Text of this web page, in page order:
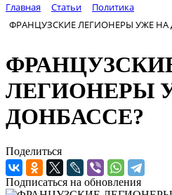
Главная Статьи
Политика
ФРАНЦУЗСКИЕ ЛЕГИОНЕРЫ УЖЕ НА
ЛЕГИОНЕРЫ
ДОНБАССЕ?
Поделиться
Подписаться на обновления